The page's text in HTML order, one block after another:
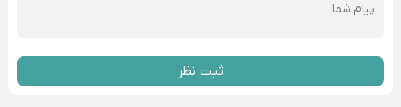
ثبت نظر